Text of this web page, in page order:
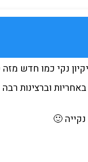
כמו חדש מזה 20 שנה.
וברצינות
🙂